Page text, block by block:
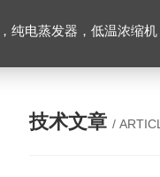
纯电蒸发器，低温浓缩机
技术文章 /